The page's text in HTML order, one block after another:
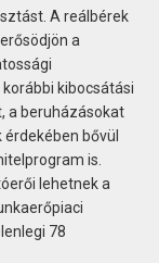
A reálbérek
a
kibocsátási
a beruházásokat
bővül
is.
lehetnek a
78